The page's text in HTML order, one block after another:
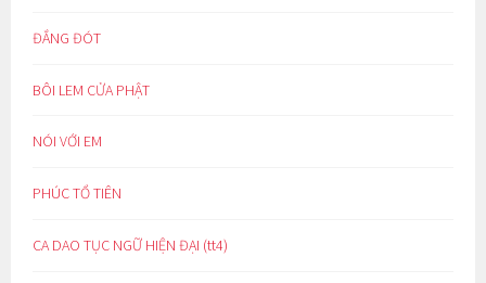
ĐẮNG ĐÓT
BÔI LEM CỬA PHẬT
NÓI VỚI EM
PHÚC TỔ TIÊN
CA DAO TỤC NGỮ HIỆN ĐẠI (tt4)